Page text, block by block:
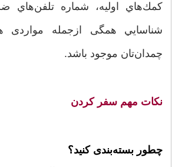
كمك‌هاي اوليه، شماره تلفن‌هاي
شناسايي همگی از‌جمله مواردی
چمدان‌تان موجود باشد.
نکات مهم سفر کردن
چطور بسته‌بندی کنید؟